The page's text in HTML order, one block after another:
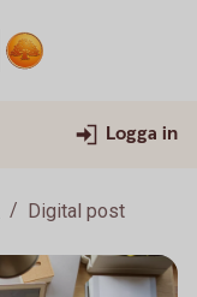
Logga in
Digital post